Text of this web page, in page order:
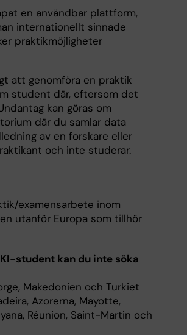
en användbar plattform,
internationellt sinnade
praktikmöjligheter
att genomföra en praktik
student där, eftersom det
kan göras om
där du samlar data
av en forskare eller
och inte studerar.
examensarbete inom
utanför Europa som tillhör
student kan du inte söka
Makedonien och Turkiet
Azorerna, Mayotte,
Réunion, Saint-Martin och